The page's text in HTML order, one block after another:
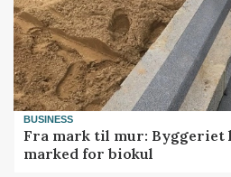
BUSINESS
Fra mark til mur: Byggeriet
marked for biokul